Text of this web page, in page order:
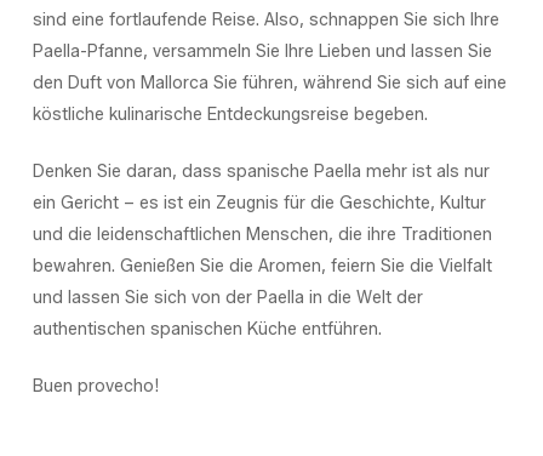
sind eine fortlaufende Reise. Also, schnappen Sie sich Ihre
Paella-Pfanne, versammeln Sie Ihre Lieben und lassen Sie
den Duft von Mallorca Sie führen, während Sie sich auf eine
köstliche kulinarische Entdeckungsreise begeben.
Denken Sie daran, dass spanische Paella mehr ist als nur
ein Gericht – es ist ein Zeugnis für die Geschichte, Kultur
und die leidenschaftlichen Menschen, die ihre Traditionen
bewahren. Genießen Sie die Aromen, feiern Sie die Vielfalt
und lassen Sie sich von der Paella in die Welt der
authentischen spanischen Küche entführen.
Buen provecho!